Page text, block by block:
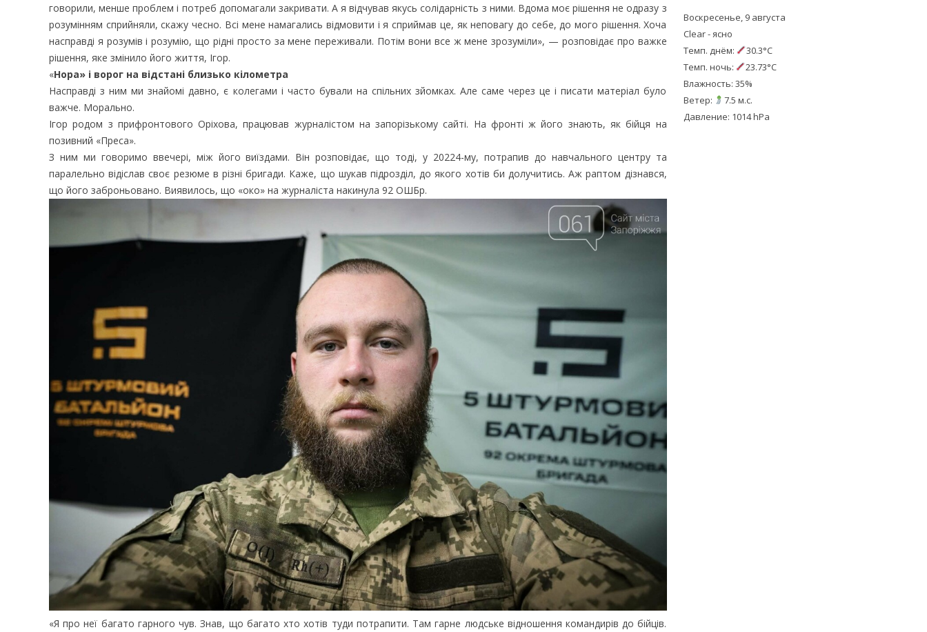
говорили, менше проблем і потреб допомагали закривати. А я відчував якусь солідарність з ними. Вдома моє рішення не одразу з
розумінням сприйняли, скажу чесно. Всі мене намагались відмовити і я сприймав це, як неповагу до себе, до мого рішення. Хоча
насправді я розумів і розумію, що рідні просто за мене переживали. Потім вони все ж мене зрозуміли», — розповідає про важке
рішення, яке змінило його життя, Ігор.
«Нора» і ворог на відстані близько кілометра
Насправді з ним ми знайомі давно, є колегами і часто бували на спільних зйомках. Але саме через це і писати матеріал було
важче. Морально.
Ігор родом з прифронтового Оріхова, працював журналістом на запорізькому сайті. На фронті ж його знають, як бійця на
позивний «Преса».
З ним ми говоримо ввечері, між його виїздами. Він розповідає, що тоді, у 20224-му, потрапив до навчального центру та
паралельно відіслав своє резюме в різні бригади. Каже, що шукав підрозділ, до якого хотів би долучитись. Аж раптом дізнався,
що його заброньовано. Виявилось, що «око» на журналіста накинула 92 ОШБр.
«Я про неї багато гарного чув. Знав, що багато хто хотів туди потрапити. Там гарне людське відношення командирів до бійців.
Воскресенье, 9 августа
Clear - ясно
Темп. днём:
30.3°C
Темп. ночь:
23.73°C
Влажность: 35%
Ветер:
7.5 м.с.
Давление: 1014 hPa